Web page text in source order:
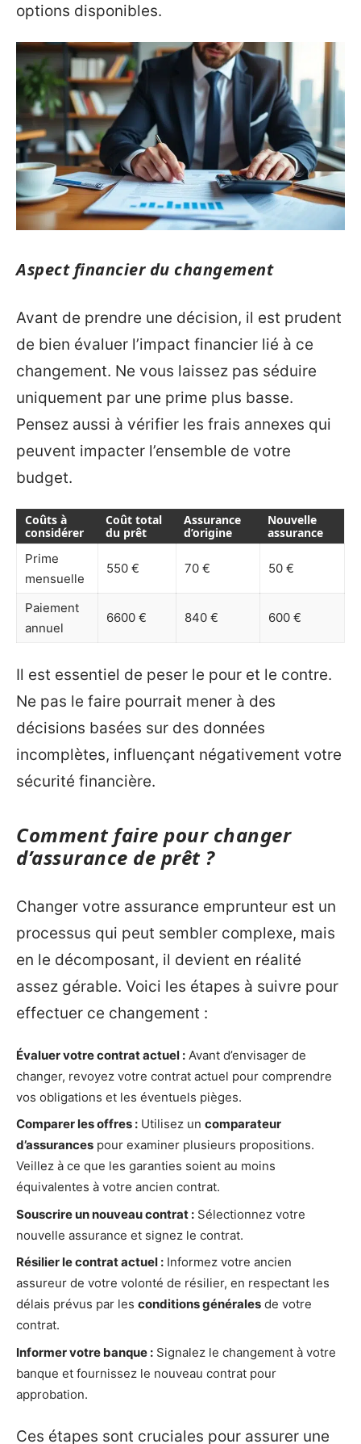
options disponibles.
Aspect financier du changement
Avant de prendre une décision, il est prudent
de bien évaluer l’impact financier lié à ce
changement. Ne vous laissez pas séduire
uniquement par une prime plus basse.
Pensez aussi à vérifier les frais annexes qui
peuvent impacter l’ensemble de votre
budget.
Coûts à
considérer
Coût total
du prêt
Assurance
d’origine
Nouvelle
assurance
Prime
mensuelle
550 € 70 € 50 €
Paiement
annuel
6600 € 840 € 600 €
Il est essentiel de peser le pour et le contre.
Ne pas le faire pourrait mener à des
décisions basées sur des données
incomplètes, influençant négativement votre
sécurité financière.
Comment faire pour changer
d’assurance de prêt ?
Changer votre assurance emprunteur est un
processus qui peut sembler complexe, mais
en le décomposant, il devient en réalité
assez gérable. Voici les étapes à suivre pour
effectuer ce changement :
Évaluer votre contrat actuel : Avant d’envisager de
changer, revoyez votre contrat actuel pour comprendre
vos obligations et les éventuels pièges.
Comparer les offres : Utilisez un comparateur
d’assurances pour examiner plusieurs propositions.
Veillez à ce que les garanties soient au moins
équivalentes à votre ancien contrat.
Souscrire un nouveau contrat : Sélectionnez votre
nouvelle assurance et signez le contrat.
Résilier le contrat actuel : Informez votre ancien
assureur de votre volonté de résilier, en respectant les
délais prévus par les conditions générales de votre
contrat.
Informer votre banque : Signalez le changement à votre
banque et fournissez le nouveau contrat pour
approbation.
Ces étapes sont cruciales pour assurer une